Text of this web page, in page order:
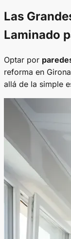
Las
Laminado
Optar por
reforma en
allá de la simple